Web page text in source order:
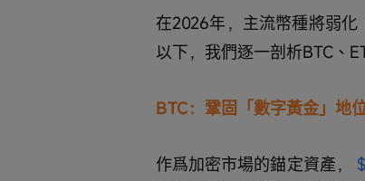
在2026年，主流幣種將弱化
以下，我們逐一剖析BTC、
BTC：鞏固「數字黃金」地
作爲加密市場的錨定資產，